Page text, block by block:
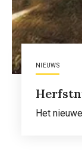
NIEUWS
Het